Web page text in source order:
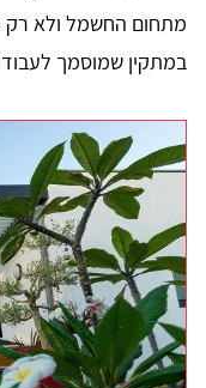
מתחום החשמל ולא רק
במתקין שמוסמך